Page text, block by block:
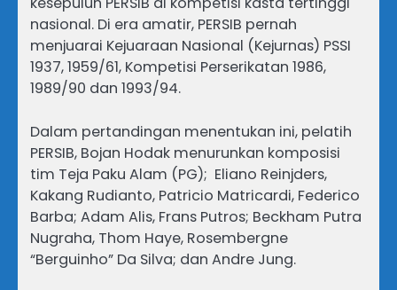
nasional. Di era amatir, PERSIB pernah
menjuarai Kejuaraan Nasional (Kejurnas) PSSI
1937, 1959/61, Kompetisi Perserikatan 1986,
1989/90 dan 1993/94.
Dalam pertandingan menentukan ini, pelatih
PERSIB, Bojan Hodak menurunkan komposisi
tim Teja Paku Alam (PG); Eliano Reinjders,
Kakang Rudianto, Patricio Matricardi, Federico
Barba; Adam Alis, Frans Putros; Beckham Putra
Nugraha, Thom Haye, Rosembergne
“Berguinho” Da Silva; dan Andre Jung.